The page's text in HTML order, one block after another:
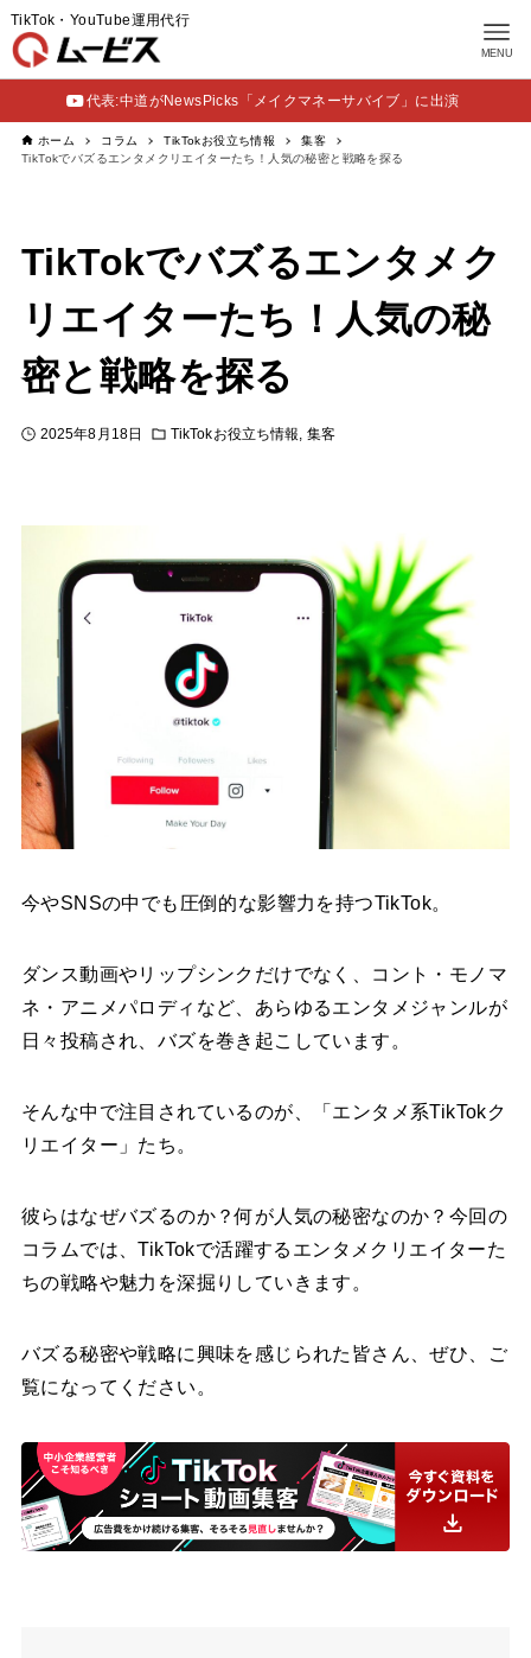
MENU
TikTok・YouTube運用代行
代表:中道がNewsPicks「メイクマネーサバイブ」に出演
ホーム コラム TikTokお役立ち情報
集客
TikTokでバズるエンタメクリエイターたち！人気の秘密と戦略を探る
TikTokでバズるエンタメク
リエイターたち！人気の秘
密と戦略を探る
2025年8月18日 TikTokお役立ち情報 集客
今やSNSの中でも圧倒的な影響力を持つTikTok。
ダンス動画やリップシンクだけでなく、コント・モノマ
ネ・アニメパロディなど、あらゆるエンタメジャンルが
日々投稿され、バズを巻き起こしています。
そんな中で注目されているのが、「エンタメ系TikTokク
リエイター」たち。
彼らはなぜバズるのか？何が人気の秘密なのか？今回の
コラムでは、TikTokで活躍するエンタメクリエイターた
ちの戦略や魅力を深掘りしていきます。
バズる秘密や戦略に興味を感じられた皆さん、ぜひ、ご
覧になってください。